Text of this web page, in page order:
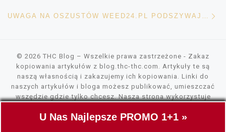
UWAGA NA OSZUSTÓW WEED24.PL PODSZYWAJĄCYCH SIĘ POD NASZĄ FIRMĘ
© 2026THC Blog – Wszelkie prawa zastrzeżone - Zakaz
kopiowania artykułów z blog.thc-thc.com. Artykuły te są
naszą własnością i zakazujemy ich kopiowania. Linki do
naszych artykułów i bloga możesz publikować, umieszczać
wszędzie gdzie tylko chcesz. Nasza strona wykorzystuje
Nie gromadzimy żadnych danych.
U Nas Najlepsze PROMO 1+1 »